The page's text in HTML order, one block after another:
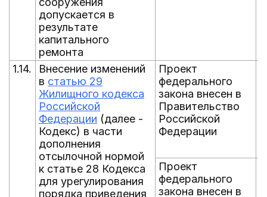
допускается в
результате
капитального
ремонта
1.14.
Внесение изменений
в статью 29
Жилищного кодекса
Российской
Федерации (далее -
Кодекс) в части
дополнения
отсылочной нормой
к статье 28 Кодекса
для урегулирования
порядка приведения
Проект
федерального
закона внесен в
Правительство
Российской
Федерации
Проект
федерального
закона внесен в